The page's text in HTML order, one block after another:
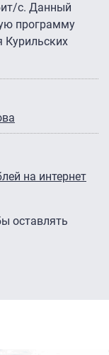
с. Данный
программу
Курильских
на интернет
оставлять